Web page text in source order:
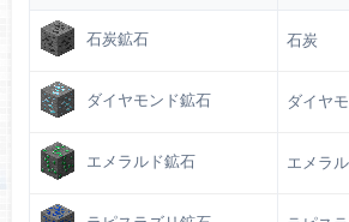
石炭鉱石 石炭
ダイヤモンド鉱石 ダイヤ
エメラルド鉱石 エメラ